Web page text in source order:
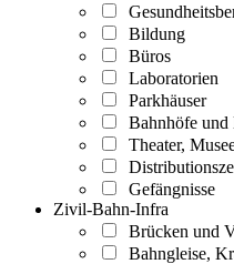
Bildung
Büros
Laboratorien
Parkhäuser
Bahnhöfe und
Theater,
Gefängnisse
Zivil-Bahn-Infra
Brücken und
Bahngleise,